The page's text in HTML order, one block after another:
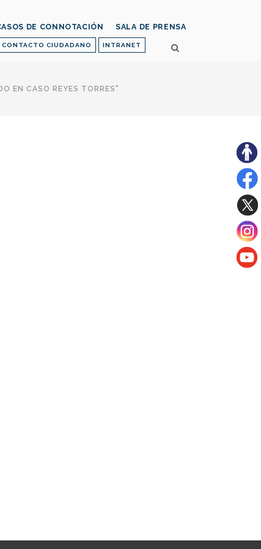
CONTACTO CIUDADANO INTRANET
DE CONNOTACIÓN SALA DE PRENSA
EN CASO REYES TORRES"